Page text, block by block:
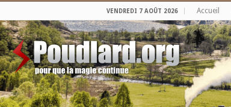
VENDREDI 7 AOÛT 2026 Accueil